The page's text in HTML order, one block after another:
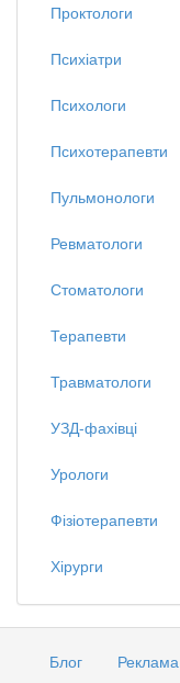
Проктологи
Психіатри
Психологи
Психотерапевти
Пульмонологи
Ревматологи
Стоматологи
Терапевти
Травматологи
УЗД-фахівці
Урологи
Фізіотерапевти
Хірурги
Блог Реклама